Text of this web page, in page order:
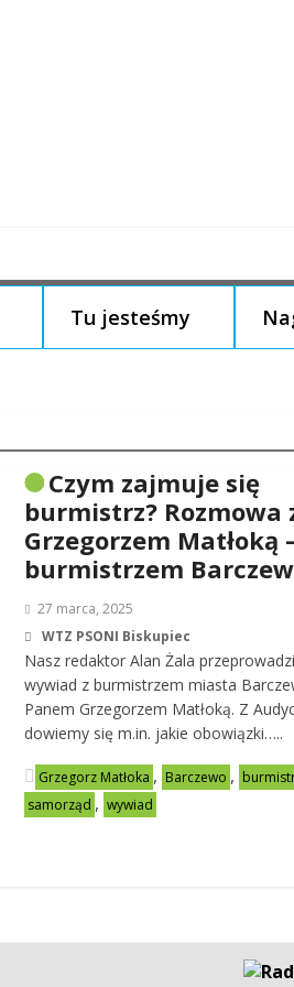
Tu jesteśmy
Czym zajmuje się
burmistrz? Rozmowa
Grzegorzem Matłoką
burmistrzem
27 marca, 2025
WTZ PSONI Biskupiec
Nasz redaktor Alan Żala
wywiad z burmistrzem miasta
Panem Grzegorzem Matłoką. Z
dowiemy się m.in. jakie obowiązki…..
Grzegorz Matłoka , Barczewo ,
samorząd , wywiad